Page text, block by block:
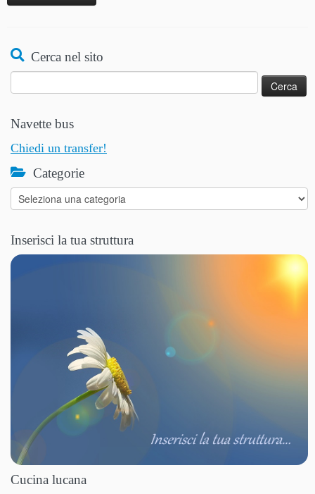
Cerca nel sito
per:
Navette bus
Chiedi un transfer!
Categorie
Categorie
Inserisci la tua struttura
Cucina lucana